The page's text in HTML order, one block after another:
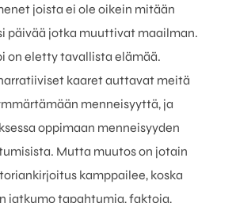
joista ei ole oikein mitään
päivää jotka muuttivat maailman.
on eletty tavallista elämää.
kaaret auttavat meitä
menneisyyttä, ja
oppimaan menneisyyden
Mutta muutos on jotain
kamppailee, koska
jatkumo tapahtumia, faktoja,